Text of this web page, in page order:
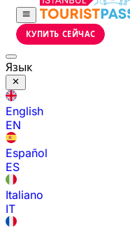
КУПИТЬ СЕЙЧАС
Язык
English
EN
Español
ES
Italiano
IT